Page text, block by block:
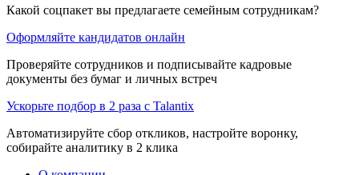
Какой соцпакет вы предлагаете семейным сотрудникам?
Оформляйте кандидатов онлайн
Проверяйте сотрудников и подписывайте кадровые
документы без бумаг и личных встреч
Ускорьте подбор в 2 раза с Talantix
Автоматизируйте сбор откликов, настройте воронку,
собирайте аналитику в 2 клика